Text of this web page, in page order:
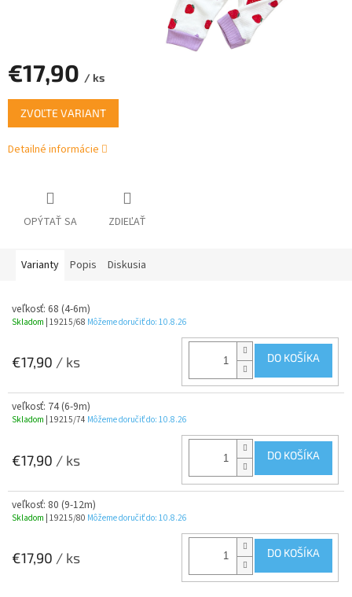
€17,90 / ks
Jednotková
cena:
ZVOĽTE VARIANT
Detailné informácie
OPÝTAŤ SA ZDIEĽAŤ
Varianty Popis Diskusia
veľkosť: 68 (4-6m)
Skladom | 19215/68 Môžeme doručiť do: 10.8.26
€17,90 / ks DO KOŠÍKA
veľkosť: 74 (6-9m)
Skladom | 19215/74 Môžeme doručiť do: 10.8.26
€17,90 / ks DO KOŠÍKA
veľkosť: 80 (9-12m)
Skladom | 19215/80 Môžeme doručiť do: 10.8.26
€17,90 / ks DO KOŠÍKA